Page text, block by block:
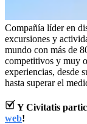
Compañía líder en
excursiones y
mundo con más de
competitivos y muy
experiencias, desde
hasta superar el
Y Civitatis
web!